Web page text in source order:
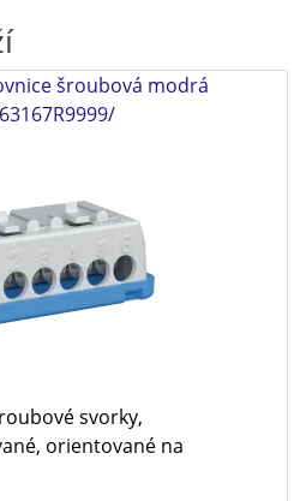
šroubová modrá
svorky,
orientované na